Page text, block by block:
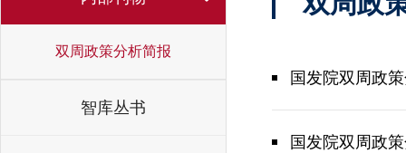
双周政策分析简报
智库丛书
国发院双周政
国发院双周政